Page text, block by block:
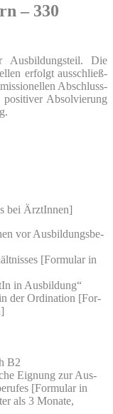
– 330
Aus­bil­dungs­teil. Die
erfolgt aus­schließ­
Abschluss­
Absol­vie­rung
bei ÄrztInnen]
vor Aus­bil­dungs­be­
[For­mu­lar in
in Ausbildung“
der Ordi­na­ti­on [For­
B2
Eig­nung zur Aus­
[For­mu­lar in
als 3 Mona­te,